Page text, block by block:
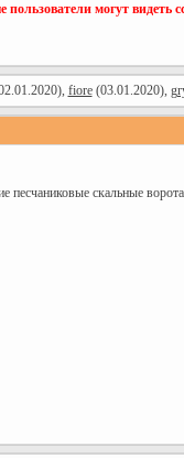
пользователи могут видеть
fiore(03.01.2020),
песчаниковые скальные